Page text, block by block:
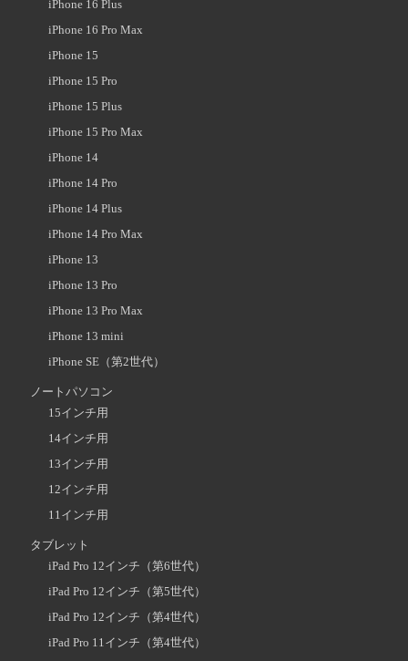
iPhone 16 Plus
iPhone 16 Pro Max
iPhone 15
iPhone 15 Pro
iPhone 15 Plus
iPhone 15 Pro Max
iPhone 14
iPhone 14 Pro
iPhone 14 Plus
iPhone 14 Pro Max
iPhone 13
iPhone 13 Pro
iPhone 13 Pro Max
iPhone 13 mini
iPhone SE（第2世代）
ノートパソコン
15インチ用
14インチ用
13インチ用
12インチ用
11インチ用
タブレット
iPad Pro 12インチ（第6世代）
iPad Pro 12インチ（第5世代）
iPad Pro 12インチ（第4世代）
iPad Pro 11インチ（第4世代）